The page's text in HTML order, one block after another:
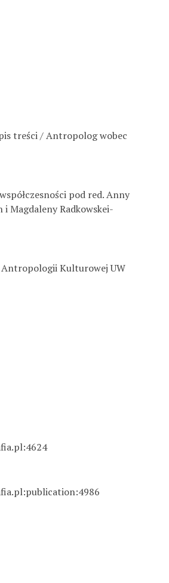
treści / Antropolog wobec
pod red. Anny
i Magdaleny Radkowskei-
Kulturowej UW